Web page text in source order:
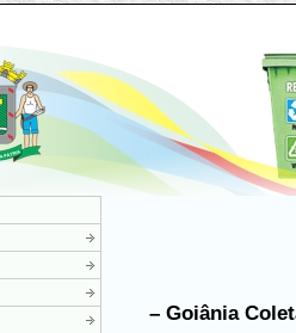
– Goiânia